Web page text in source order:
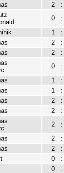
2 :
0 :
1 :
2 :
2 :
0 :
1 :
1 :
2 :
2 :
2 :
2 :
2 :
0 :
0 :